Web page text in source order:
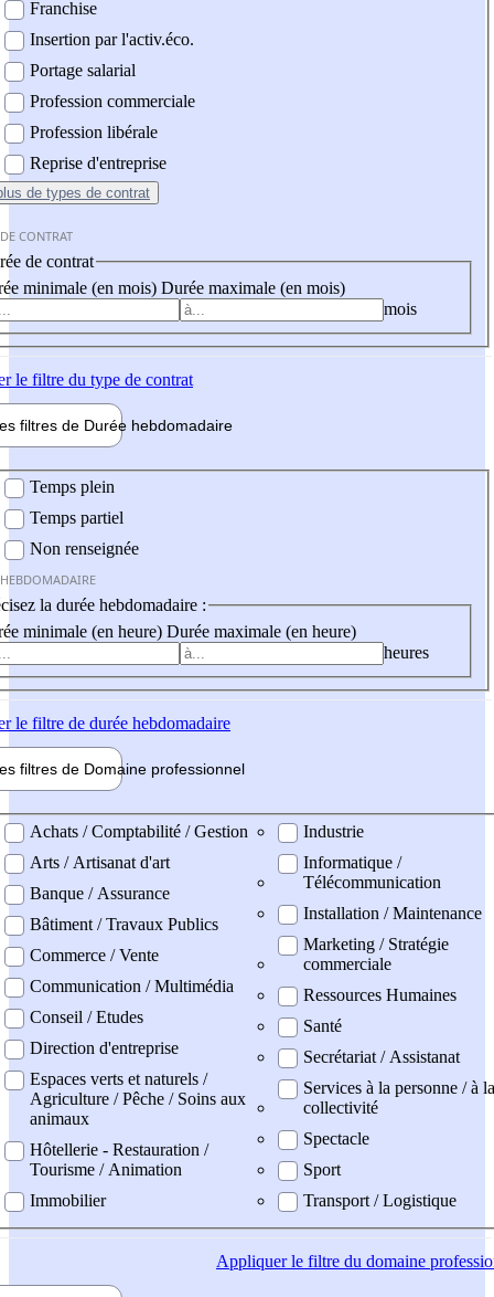
Franchise
Insertion par l'activ.éco.
Portage salarial
Profession commerciale
Profession libérale
Reprise d'entreprise
de types de contrat
CONTRAT
de contrat
minimale (en mois) Durée maximale (en mois)
mois
le filtre du type de contrat
filtres de Durée hebdomadaire
Temps plein
Temps partiel
Non renseignée
la durée hebdomadaire :
minimale (en heure) Durée maximale (en heure)
heures
le filtre de durée hebdomadaire
filtres de Domaine professionnel
professionel
Achats / Comptabilité / Gestion
Arts / Artisanat d'art
Banque / Assurance
Bâtiment / Travaux Publics
Commerce / Vente
Communication / Multimédia
Conseil / Etudes
Direction d'entreprise
Espaces verts et naturels /
Agriculture / Pêche / Soins aux
animaux
Hôtellerie - Restauration /
Tourisme / Animation
Immobilier
Industrie
Informatique /
Télécommunication
Installation / Maintenance
Marketing / Stratégie
commerciale
Ressources Humaines
Santé
Secrétariat / Assistanat
Services à la personne / à la
collectivité
Spectacle
Sport
Transport / Logistique
Appliquerle filtre du domaine